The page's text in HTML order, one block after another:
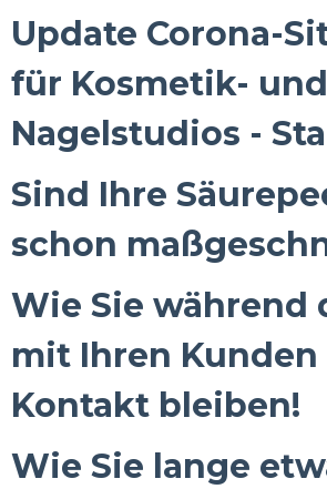
Update Corona-
für Kosmetik- und
Nagelstudios -
Sind Ihre
schon
Wie Sie während
mit Ihren Kunden
Kontakt bleiben!
Wie Sie lange